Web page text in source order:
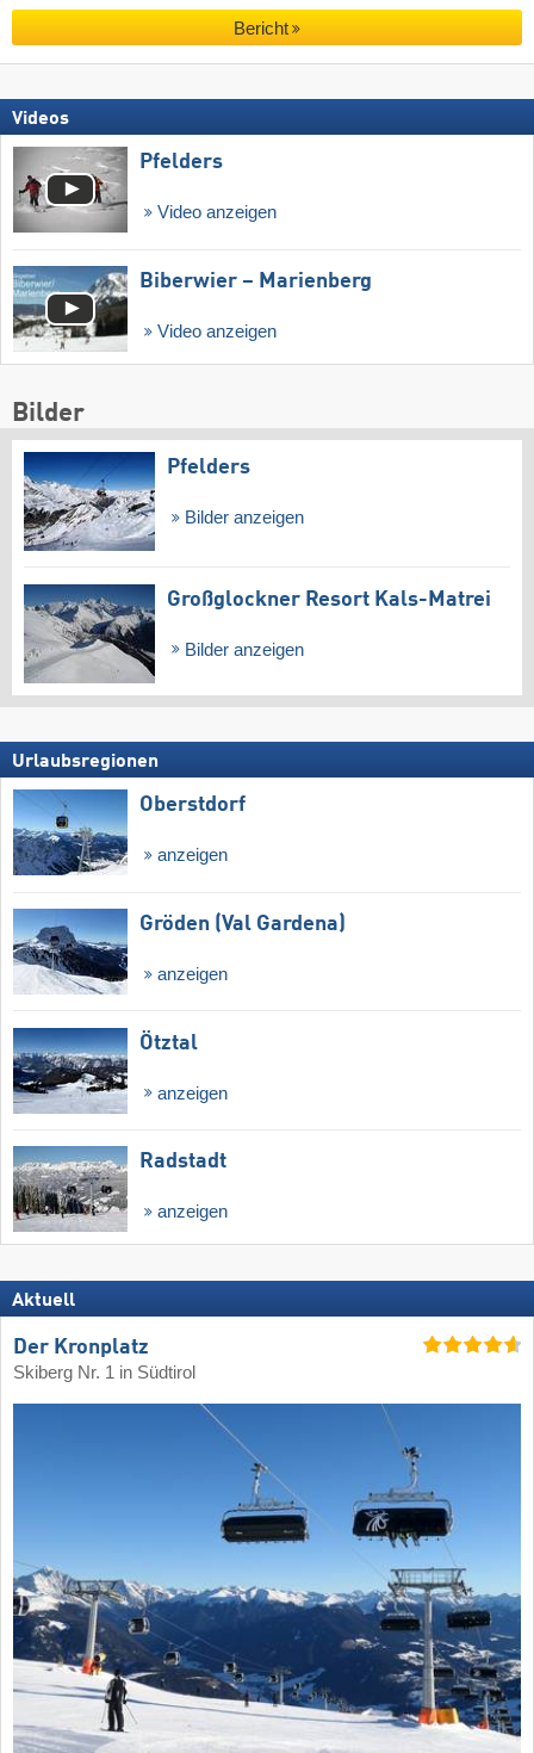
Bericht
Videos
Pfelders
Video anzeigen
Biberwier – Marienberg
Video anzeigen
Bilder
Pfelders
Bilder anzeigen
Großglockner Resort Kals-Matrei
Bilder anzeigen
Urlaubsregionen
Oberstdorf
anzeigen
Gröden (Val Gardena)
anzeigen
Ötztal
anzeigen
Radstadt
anzeigen
Aktuell
Der Kronplatz
Skiberg Nr. 1 in Südtirol